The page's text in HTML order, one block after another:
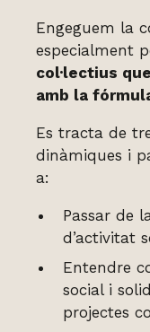
Engeguem la
especialment
col·lectius
amb la
Es tracta de
dinàmiques i
a:
Passar de
d’activitat
Entendre
social i
projectes